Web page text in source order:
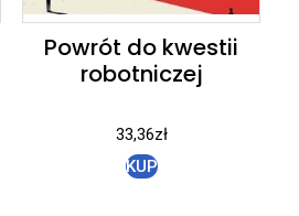
Powrót do kwestii
robotniczej
33,36zł
KUP